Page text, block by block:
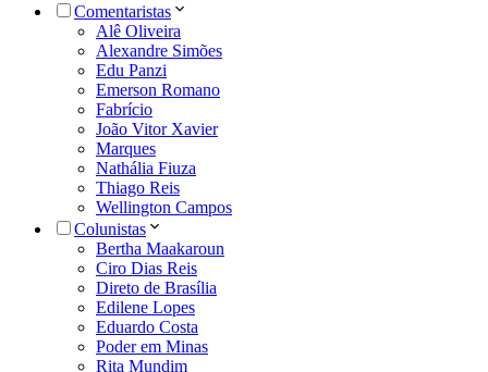
Comentaristas
Alê Oliveira
Alexandre Simões
Edu Panzi
Emerson Romano
Fabrício
João Vitor Xavier
Marques
Nathália Fiuza
Thiago Reis
Wellington Campos
Colunistas
Bertha Maakaroun
Ciro Dias Reis
Direto de Brasília
Edilene Lopes
Eduardo Costa
Poder em Minas
Rita Mundim